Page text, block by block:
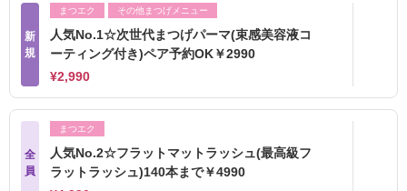
新
規
まつエク その他まつげメニュー
人気No.1☆次世代まつげパーマ(束感美容液コ
ーティング付き)ペア予約OK￥2990
¥2,990
全
員
まつエク
人気No.2☆フラットマットラッシュ(最高級フ
ラットラッシュ)140本まで￥4990